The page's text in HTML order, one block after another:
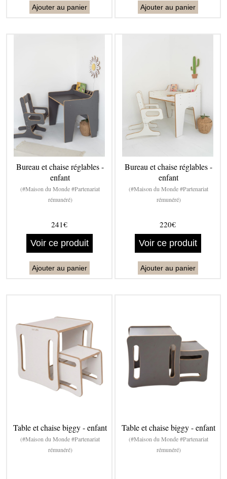
Ajouter au panier Ajouter au panier
Bureau et chaise réglables -
enfant
(#Maison du Monde #Partenariat
rémunéré)
241€
Voir ce produit
Ajouter au panier
Bureau et chaise réglables -
enfant
(#Maison du Monde #Partenariat
rémunéré)
220€
Voir ce produit
Ajouter au panier
Table et chaise biggy - enfant
(#Maison du Monde #Partenariat
rémunéré)
Table et chaise biggy - enfant
(#Maison du Monde #Partenariat
rémunéré)